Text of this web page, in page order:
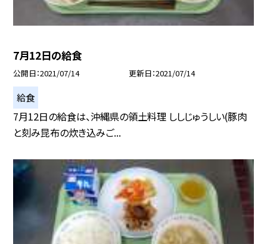
7月12日の給食
公開日 2021/07/14 更新日 2021/07/14
給食
7月12日の給食は、沖縄県の領土料理 ししじゅうしい(豚肉
と刻み昆布の炊き込みご...